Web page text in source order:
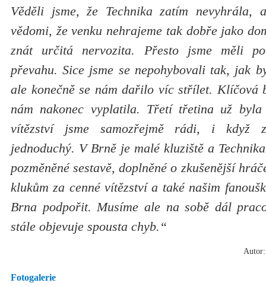
Věděli jsme, že Technika zatím nevyhrála,
vědomi, že venku nehrajeme tak dobře jako
znát určitá nervozita. Přesto jsme měli
převahu. Sice jsme se nepohybovali tak, jak
ale konečně se nám dařilo víc střílet. Klíčová
nám nakonec vyplatila. Třetí třetina už
vítězství jsme samozřejmě rádi, i když
jednoduchý. V Brně je malé kluziště a
pozměněné sestavě, doplněné o zkušenější
klukům za cenné vítězství a také našim
Brna podpořit. Musíme ale na sobě dál
stále objevuje spousta chyb.“
Autor:
Fotogalerie